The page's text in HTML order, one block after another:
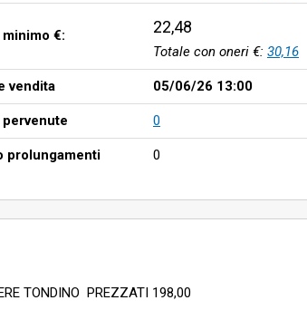
€: 22,48
Totale con oneri €: 30,16
vendita 05/06/26 13:00
0
prolungamenti 0
TONDINO PREZZATI 198,00